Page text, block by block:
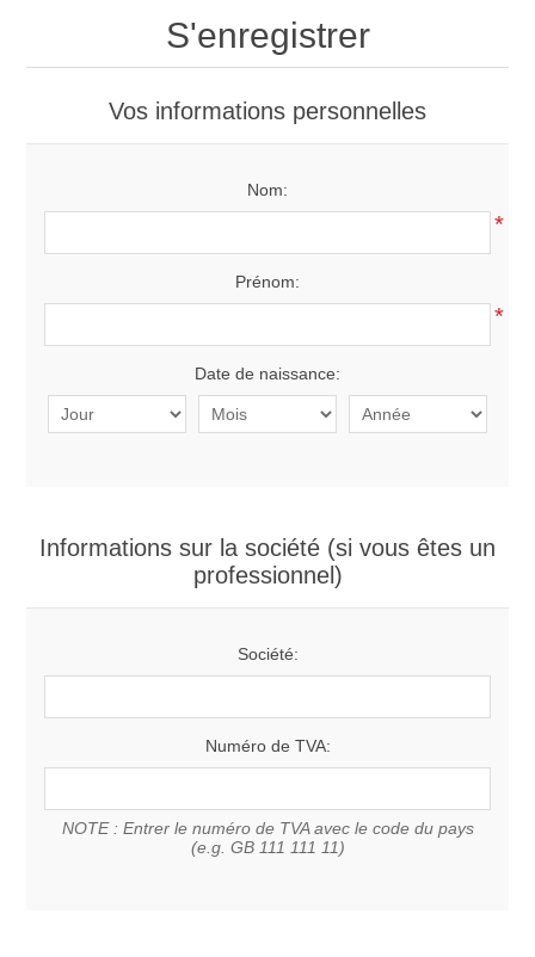
Produits
GAZ
S'enregistrer
Vos informations personnelles
Nom:
*
Prénom:
*
Date de naissance:
Informations sur la société (si vous êtes un
professionnel)
Société:
Numéro de TVA:
NOTE : Entrer le numéro de TVA avec le code du pays
(e.g. GB 111 111 11)